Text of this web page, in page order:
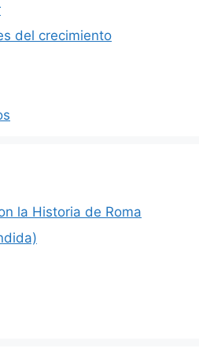
del crecimiento
la Historia de Roma